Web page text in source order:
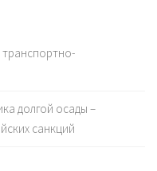
транспортно-
долгой осады –
санкций